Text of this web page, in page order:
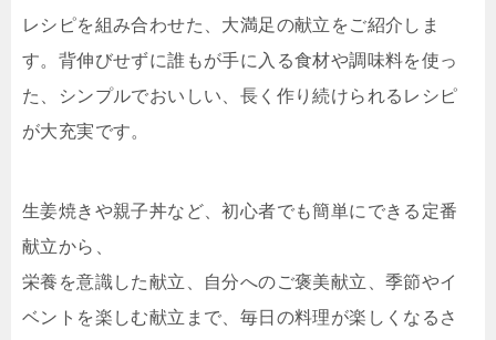
レシピを組み合わせた、大満足の献立をご紹介しま
す。背伸びせずに誰もが手に入る食材や調味料を使っ
た、シンプルでおいしい、長く作り続けられるレシピ
が大充実です。
生姜焼きや親子丼など、初心者でも簡単にできる定番
献立から、
栄養を意識した献立、自分へのご褒美献立、季節やイ
ベントを楽しむ献立まで、毎日の料理が楽しくなるさ